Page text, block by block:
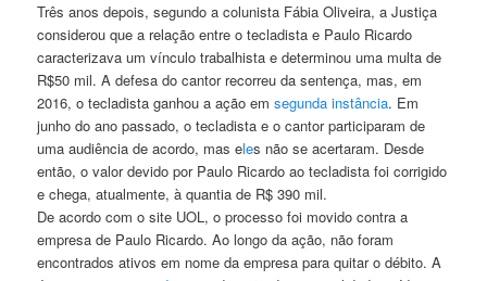
Três anos depois, segundo a colunista Fábia Oliveira, a Justiça
considerou que a relação entre o tecladista e Paulo Ricardo
caracterizava um vínculo trabalhista e determinou uma multa de
R$50 mil. A defesa do cantor recorreu da sentença, mas, em
2016, o tecladista ganhou a ação emsegunda instância. Em
junho do ano passado, o tecladista e o cantor participaram de
uma audiência de acordo, mas eles não se acertaram. Desde
então, o valor devido por Paulo Ricardo ao tecladista foi corrigido
e chega, atualmente, à quantia de R$ 390 mil.
De acordo com o site UOL, o processo foi movido contra a
empresa de Paulo Ricardo. Ao longo da ação, não foram
encontrados ativos em nome da empresa para quitar o débito. A